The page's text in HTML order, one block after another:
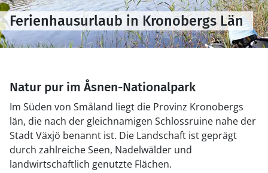
Ferienhausurlaub in Kronobergs Län
Natur pur im Åsnen-Nationalpark
Im Süden von Småland liegt die Provinz Kronobergs
län, die nach der gleichnamigen Schlossruine nahe der
Stadt Växjö benannt ist. Die Landschaft ist geprägt
durch zahlreiche Seen, Nadelwälder und
landwirtschaftlich genutzte Flächen.